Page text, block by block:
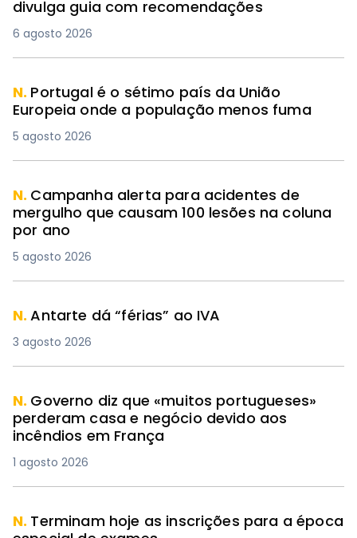
divulga guia com recomendações
6 agosto 2026
N. Portugal é o sétimo país da União
Europeia onde a população menos fuma
5 agosto 2026
N. Campanha alerta para acidentes de
mergulho que causam 100 lesões na coluna
por ano
5 agosto 2026
N.Antarte dá “férias” ao IVA
3 agosto 2026
N. Governo diz que «muitos portugueses»
perderam casa e negócio devido aos
incêndios em França
1 agosto 2026
N. Terminam hoje as inscrições para a época